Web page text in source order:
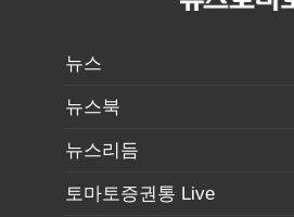
뉴스
뉴스북
뉴스리듬
토마토증권통 Live